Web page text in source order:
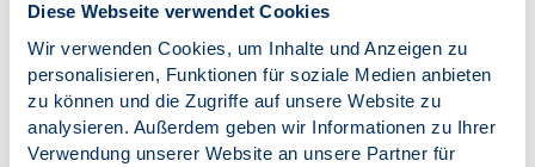
Diese Webseite verwendet Cookies
Wir verwenden Cookies, um Inhalte und Anzeigen zu
personalisieren, Funktionen für soziale Medien anbieten
zu können und die Zugriffe auf unsere Website zu
analysieren. Außerdem geben wir Informationen zu Ihrer
Verwendung unserer Website an unsere Partner für
Video-/Audiostreams geschieht nur ausnahmsweise –
und dann unter ausdrücklicher rechtzeitiger
Ankündigung vor oder spätestens bei Vertragsschluss.
Werden personenbezogenen Daten zum Zwecke
nachfolgender Nutzung aufgezeichnet, erfolgt eine
gesonderte Datenschutzerklärung über, Art, Dauer,